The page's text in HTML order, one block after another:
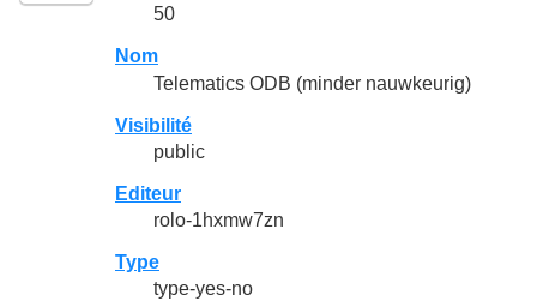
50
Nom
Telematics ODB (minder nauwkeurig)
Visibilité
public
Editeur
rolo-1hxmw7zn
Type
type-yes-no